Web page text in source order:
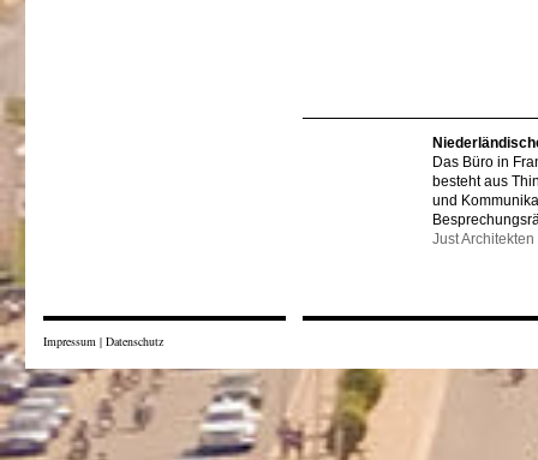
Das Büro in
besteht aus
und
Just Architekten
Impressum | Datenschutz